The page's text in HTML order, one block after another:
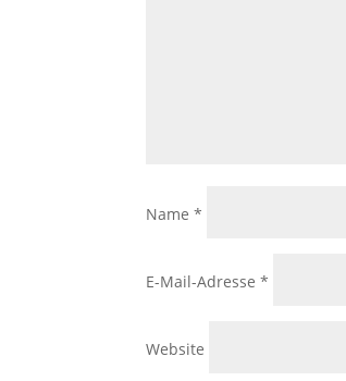
Name*
E-Mail-Adresse*
Website